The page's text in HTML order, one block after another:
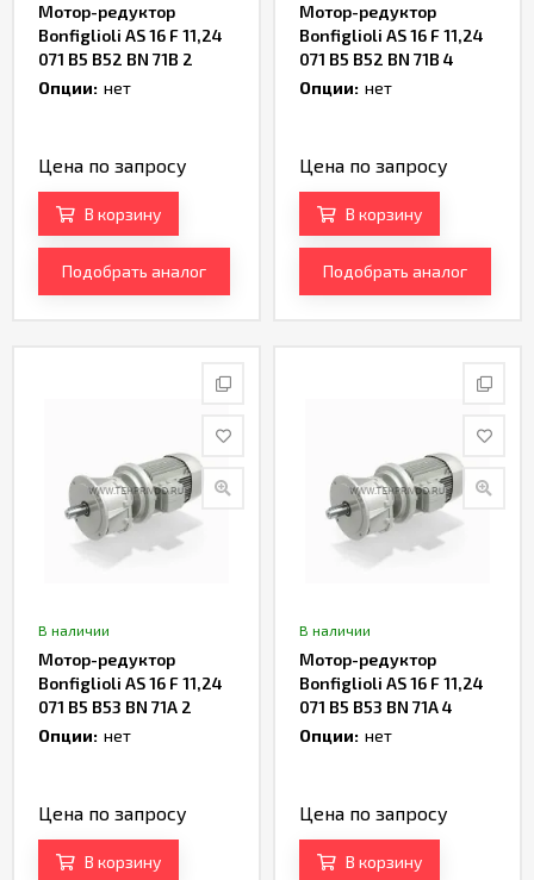
Мотор-редуктор
Bonfiglioli AS 16 F 11,24
071 B5 B52 BN 71B 2
Артикул TH238374
Опции: нет
Цена по запросу
В корзину
Подобрать аналог
Мотор-редуктор
Bonfiglioli AS 16 F 11,24
071 B5 B52 BN 71B 4
Артикул TH237222
Опции: нет
Цена по запросу
В корзину
Подобрать аналог
В наличии
Мотор-редуктор
Bonfiglioli AS 16 F 11,24
071 B5 B53 BN 71A 2
Артикул TH237367
Опции: нет
Цена по запросу
В корзину
В наличии
Мотор-редуктор
Bonfiglioli AS 16 F 11,24
071 B5 B53 BN 71A 4
Артикул TH236275
Опции: нет
Цена по запросу
В корзину